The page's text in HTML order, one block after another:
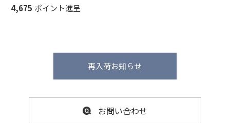
4,675 ポイント進呈
再入荷お知らせ
お問い合わせ